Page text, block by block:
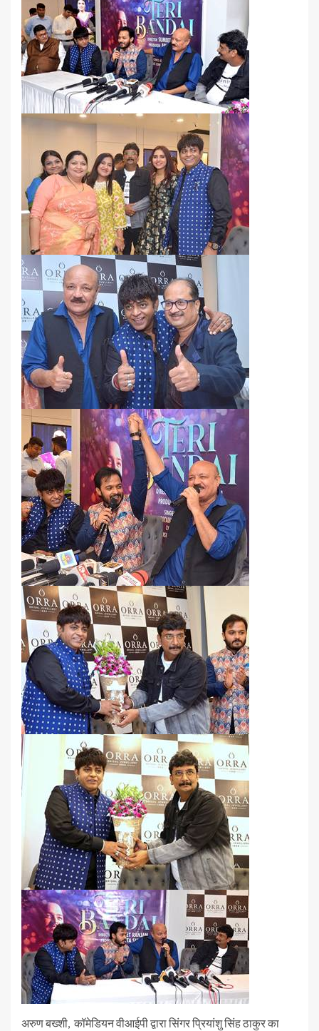
अरुण बख्शी, कॉमेडियन वीआईपी द्वारा सिंगर प्रियांशु सिंह ठाकुर का